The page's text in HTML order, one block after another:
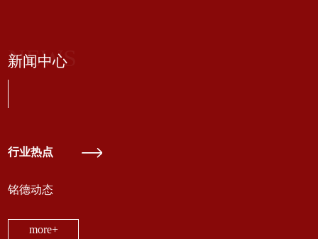
NEWS
新闻中心
行业热点
铭德动态
more+